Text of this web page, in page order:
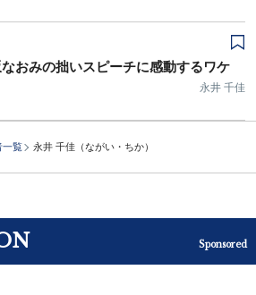
おみの拙いスピーチに感動するワケ
永井 千佳
一覧 永井 千佳（ながい・ちか）
Sponsored